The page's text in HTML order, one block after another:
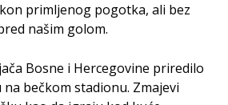
primljenog pogotka, ali bez
našim golom.
Bosne i Hercegovine priredilo
bečkom stadionu. Zmajevi